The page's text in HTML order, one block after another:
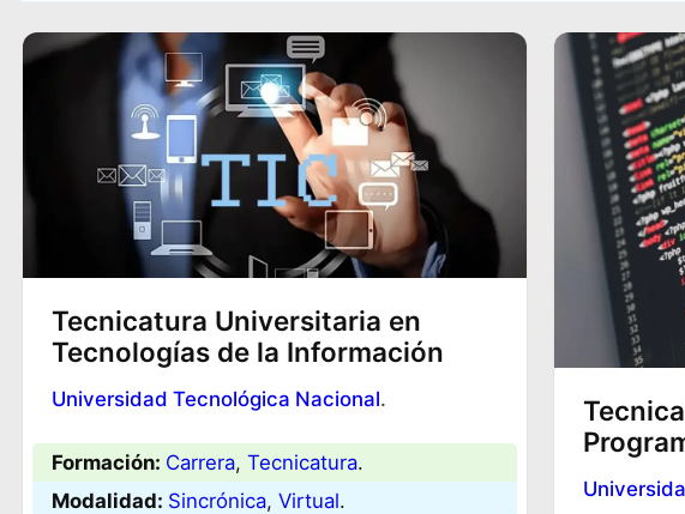
Tecnicatura Universitaria en
Tecnologías de la Información
Universidad Tecnológica Nacional.
Formación: Carrera, Tecnicatura.
Modalidad: Sincrónica, Virtual.